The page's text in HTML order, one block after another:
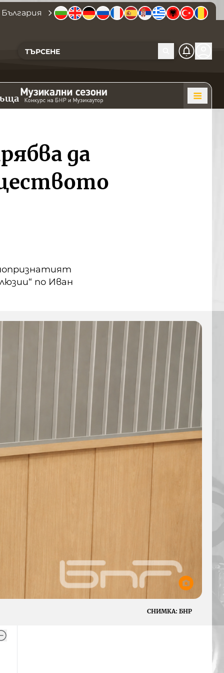
да
по Иван
СНИМКА: БНР